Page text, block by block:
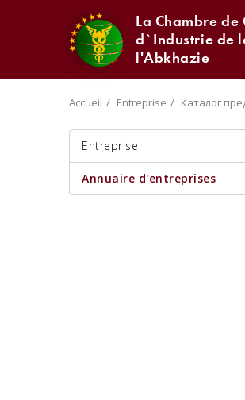
La Chambre de
d`Industrie de
l'Abkhazie
Accueil Entreprise Каталог
Entreprise
Annuaire d'entreprises